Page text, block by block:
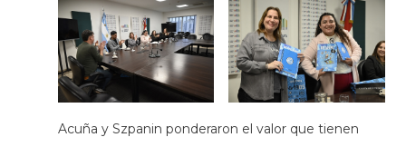
Acuña y Szpanin ponderaron el valor que tienen